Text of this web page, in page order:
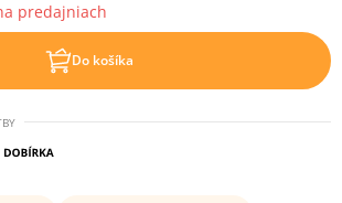
predajniach
Do košíka